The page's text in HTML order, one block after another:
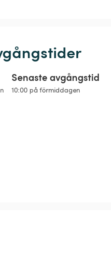
Senaste avgångstid
10:00 på förmiddagen